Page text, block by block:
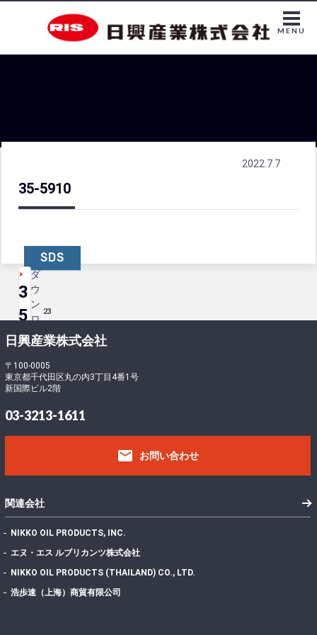
MENU
35-5910
2022.7.7
SDS
ダ
ウ
ン
ロ
ー
ド
23
フ
ァ
イ
ル
サ
イ
403.96 KB
イ
数
稿
日
2022年7月7日
最
3
5
-
5
9
1
0
日興産業株式会社
〒100-0005
東京都千代田区丸の内3丁目4番1号
新国際ビル2階
03-3213-1611
email お問い合わせ
関連会社
NIKKO OIL PRODUCTS, INC.
エヌ・エス ルブリカンツ株式会社
NIKKO OIL PRODUCTS (THAILAND) CO., LTD.
浩歩速（上海）商貿有限公司